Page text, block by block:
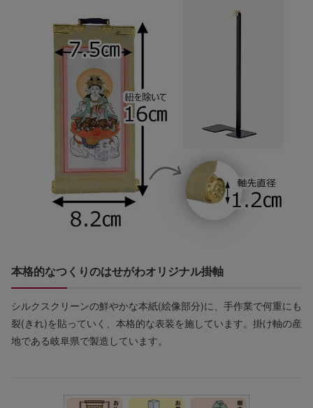
本格的なつくりのはせがわオリジナル掛軸
シルクスクリーンの鮮やかな本紙(絵像部分)に、手作業で何重にも
裂(きれ)を貼っていく、本格的な表装を施しています。掛け軸の産
地である岐阜県で製造しています。